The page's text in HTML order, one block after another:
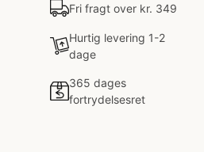
Fri fragt over kr. 349
Hurtig levering 1-2
dage
365 dages
fortrydelsesret